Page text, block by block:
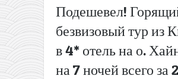
Подешевел!
безвизовый тур из
в 4* отель на о.
на 7 ночей всего за